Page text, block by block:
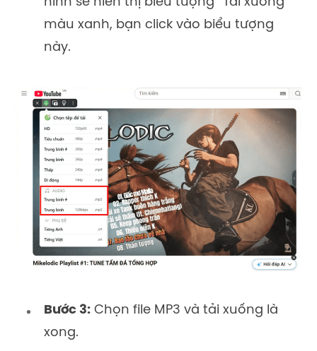
màu xanh, bạn click vào biểu tượng
này.
Bước 3: Chọn file MP3 và tải xuống là
xong.